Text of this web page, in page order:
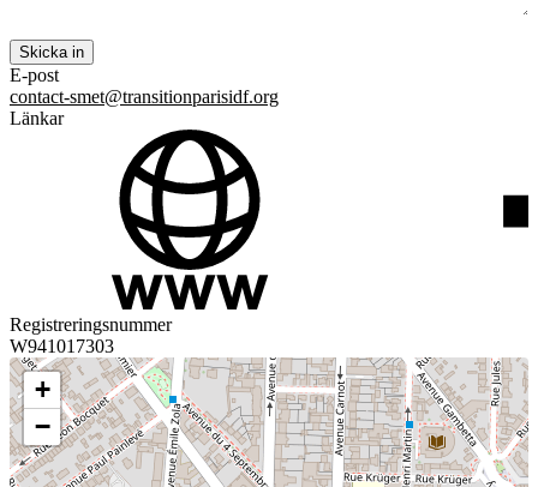
E-post
contact-smet@transitionparisidf.org
Länkar
Registreringsnummer
W941017303
+
−